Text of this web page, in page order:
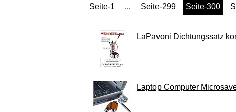
Seite-1 ... Seite-299 Seite-300
LaPavoni Dichtungssatz
Laptop Computer